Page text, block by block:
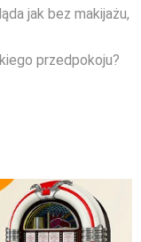
jak bez makijażu,
przedpokoju?